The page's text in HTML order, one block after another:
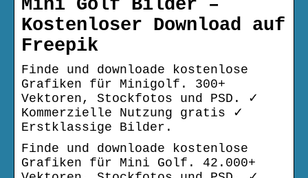
Mini Golf Bilder –
Kostenloser Download auf
Freepik
Finde und downloade kostenlose
Grafiken für Minigolf. 300+
Vektoren, Stockfotos und PSD. ✓
Kommerzielle Nutzung gratis ✓
Erstklassige Bilder.
Finde und downloade kostenlose
Grafiken für Mini Golf. 42.000+